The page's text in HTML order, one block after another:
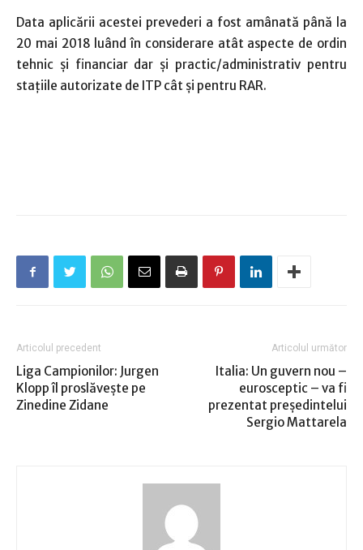
Data aplicării acestei prevederi a fost amânată până la
20 mai 2018 luând în considerare atât aspecte de ordin
tehnic şi financiar dar şi practic/administrativ pentru
staţiile autorizate de ITP cât şi pentru RAR.
Articolul precedent
Liga Campionilor: Jurgen
Klopp îl proslăveşte pe
Zinedine Zidane
Articolul următor
Italia: Un guvern nou –
eurosceptic – va fi
prezentat președintelui
Sergio Mattarela